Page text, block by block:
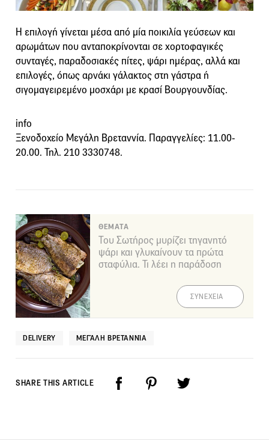
Η επιλογή γίνεται μέσα από μία ποικιλία γεύσεων και
αρωμάτων που ανταποκρίνονται σε χορτοφαγικές
συνταγές, παραδοσιακές πίτες, ψάρι ημέρας, αλλά και
επιλογές, όπως αρνάκι γάλακτος στη γάστρα ή
σιγομαγειρεμένο μοσχάρι με κρασί Βουργουνδίας.
info
Ξενοδοχείο Μεγάλη Βρεταννία. Παραγγελίες: 11.00-
20.00. Τηλ. 210 3330748.
ΘΕΜΑΤΑ
Του Σωτήρος μυρίζει τηγανητό
ψάρι και γλυκαίνουν τα πρώτα
σταφύλια. Τι λέει η παράδοση
ΣΥΝΕΧΕΙΑ
DELIVERY ΜΕΓΆΛΗ ΒΡΕΤΑΝΝΊΑ
SHARE THIS ARTICLE